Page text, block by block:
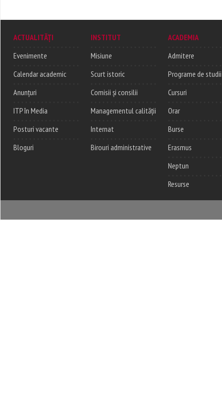
ACTUALITĂȚI
Evenimente
Calendar academic
Anunțuri
ITP în Media
Posturi vacante
Bloguri
INSTITUT
Misiune
Scurt istoric
Comisii și consilii
Managementul calității
Internat
Birouri administrative
ACADEMIA
Admitere
Programe de studii
Cursuri
Orar
Burse
Erasmus
Neptun
Resurse